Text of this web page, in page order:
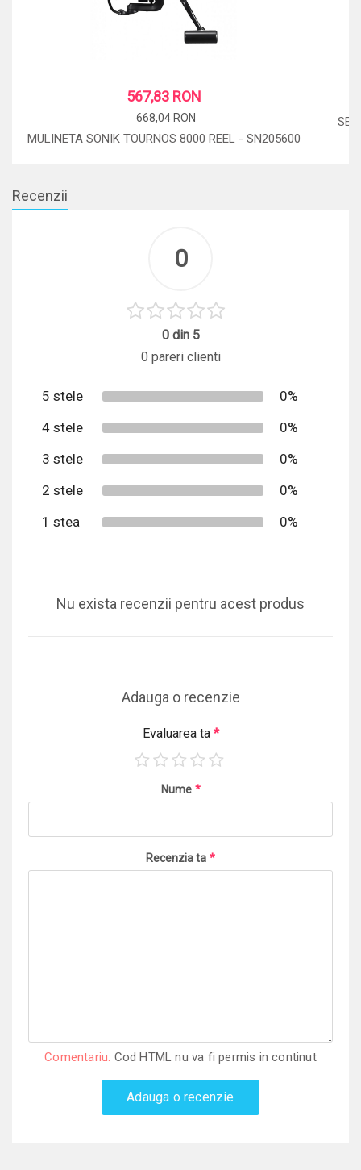
567,83 RON
668,04 RON
MULINETA SONIK TOURNOS 8000 REEL - SN205600
Recenzii
0
0 din 5
0 pareri clienti
5 stele
0%
4 stele
0%
3 stele
0%
2 stele
0%
1 stea
0%
Nu exista recenzii pentru acest produs
Adauga o recenzie
Evaluarea ta *
Nume *
Recenzia ta *
Comentariu: Cod HTML nu va fi permis in continut
Adauga o recenzie